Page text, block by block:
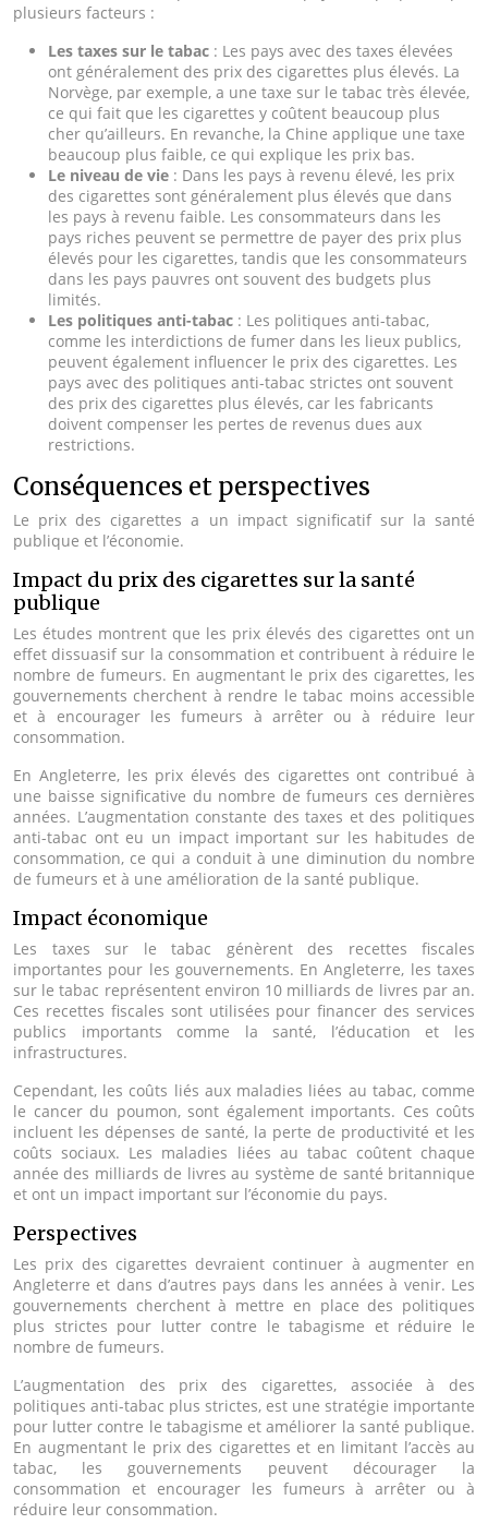
plusieurs facteurs :
Les taxes sur le tabac : Les pays avec des taxes élevées
ont généralement des prix des cigarettes plus élevés. La
Norvège, par exemple, a une taxe sur le tabac très élevée,
ce qui fait que les cigarettes y coûtent beaucoup plus
cher qu’ailleurs. En revanche, la Chine applique une taxe
beaucoup plus faible, ce qui explique les prix bas.
Le niveau de vie : Dans les pays à revenu élevé, les prix
des cigarettes sont généralement plus élevés que dans
les pays à revenu faible. Les consommateurs dans les
pays riches peuvent se permettre de payer des prix plus
élevés pour les cigarettes, tandis que les consommateurs
dans les pays pauvres ont souvent des budgets plus
limités.
Les politiques anti-tabac : Les politiques anti-tabac,
comme les interdictions de fumer dans les lieux publics,
peuvent également influencer le prix des cigarettes. Les
pays avec des politiques anti-tabac strictes ont souvent
des prix des cigarettes plus élevés, car les fabricants
doivent compenser les pertes de revenus dues aux
restrictions.
Conséquences et perspectives
Le prix des cigarettes a un impact significatif sur la santé
publique et l’économie.
Impact du prix des cigarettes sur la santé
publique
Les études montrent que les prix élevés des cigarettes ont un
effet dissuasif sur la consommation et contribuent à réduire le
nombre de fumeurs. En augmentant le prix des cigarettes, les
gouvernements cherchent à rendre le tabac moins accessible
et à encourager les fumeurs à arrêter ou à réduire leur
consommation.
En Angleterre, les prix élevés des cigarettes ont contribué à
une baisse significative du nombre de fumeurs ces dernières
années. L’augmentation constante des taxes et des politiques
anti-tabac ont eu un impact important sur les habitudes de
consommation, ce qui a conduit à une diminution du nombre
de fumeurs et à une amélioration de la santé publique.
Impact économique
Les taxes sur le tabac génèrent des recettes fiscales
importantes pour les gouvernements. En Angleterre, les taxes
sur le tabac représentent environ 10 milliards de livres par an.
Ces recettes fiscales sont utilisées pour financer des services
publics importants comme la santé, l’éducation et les
infrastructures.
Cependant, les coûts liés aux maladies liées au tabac, comme
le cancer du poumon, sont également importants. Ces coûts
incluent les dépenses de santé, la perte de productivité et les
coûts sociaux. Les maladies liées au tabac coûtent chaque
année des milliards de livres au système de santé britannique
et ont un impact important sur l’économie du pays.
Perspectives
Les prix des cigarettes devraient continuer à augmenter en
Angleterre et dans d’autres pays dans les années à venir. Les
gouvernements cherchent à mettre en place des politiques
plus strictes pour lutter contre le tabagisme et réduire le
nombre de fumeurs.
L’augmentation des prix des cigarettes, associée à des
politiques anti-tabac plus strictes, est une stratégie importante
pour lutter contre le tabagisme et améliorer la santé publique.
En augmentant le prix des cigarettes et en limitant l’accès au
tabac, les gouvernements peuvent décourager la
consommation et encourager les fumeurs à arrêter ou à
réduire leur consommation.